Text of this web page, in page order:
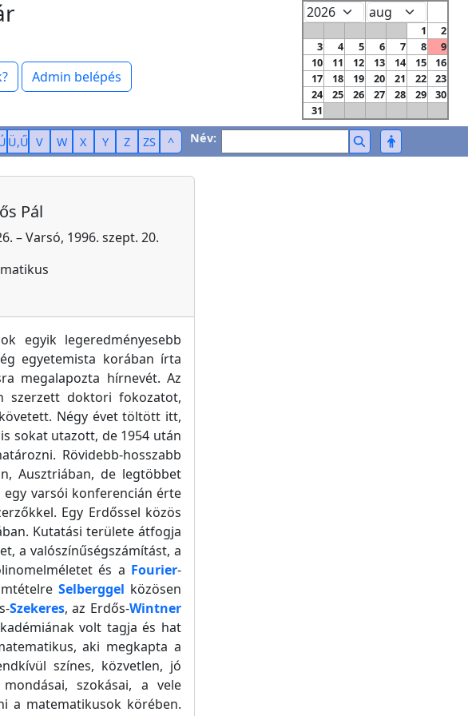
Admin belépés
1
2
3
4 5 6 7 8
9
10
11 12 13 14 15
16
17
18 19 20 21 22
23
24
25 26 27 28 29
30
31
Ü,Ű V W X Y Z ZS ^ Név:
Pál
– Varsó, 1996. szept. 20.
egyik legeredményesebb
egyetemista korában írta
megalapozta hírnevét. Az
szerzett doktori fokozatot,
Négy évet töltött itt,
sokat utazott, de 1954 után
Rövidebb-hosszabb
Ausztriában, de legtöbbet
varsói konferencián érte
Egy Erdőssel közös
Kutatási területe átfogja
a valószínűségszámítást, a
és a Fourier-
Selberggel közösen
Szekeres, az Erdős-Wintner
volt tagja és hat
aki megkapta a
színes, közvetlen, jó
szokásai, a vele
a matematikusok körében.